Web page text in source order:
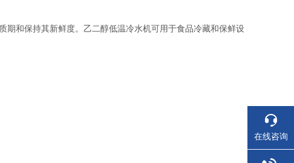
和保持其新鲜度。乙二醇低温冷水机可用于食品冷藏和保鲜设
在线咨询